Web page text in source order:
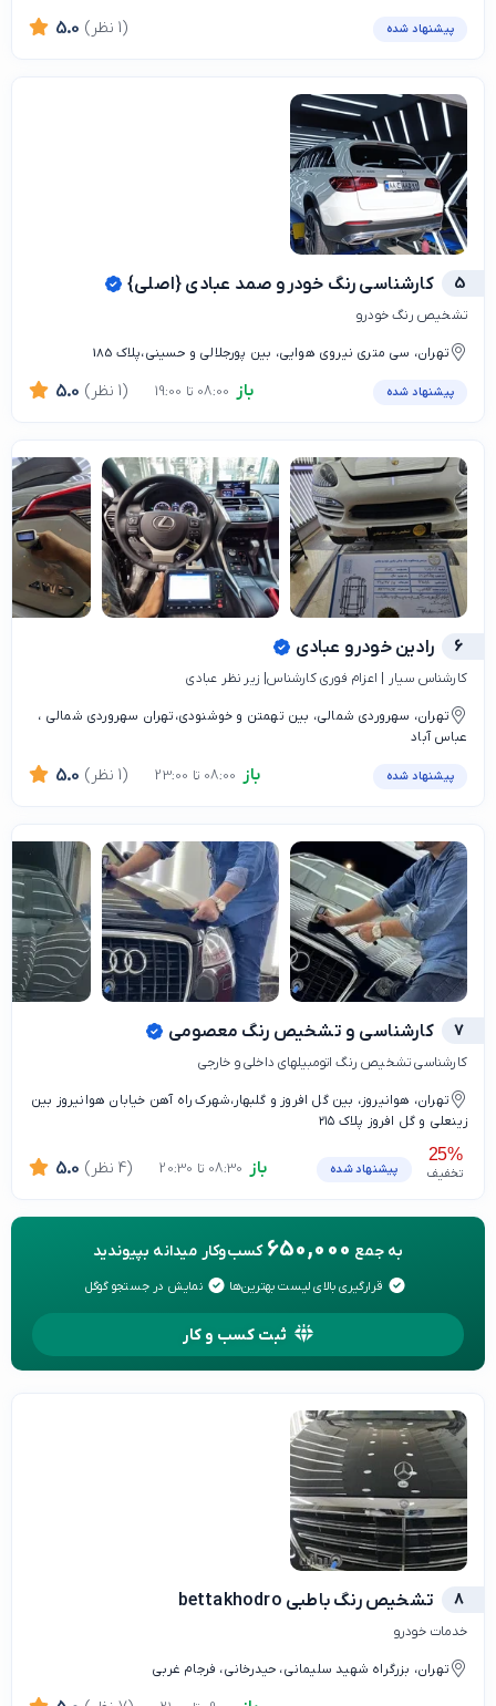
پیشنهاد شده 5.0 (1 نظر)
5 کارشناسی رنگ خودرو صمد عبادی {اصلی}
تشخیص رنگ خودرو
تهران، سی متری نیروی هوایی، بین پورجلالی و حسینی،پلاک 185
پیشنهاد شده باز 5.0 (1 نظر)
6 رادین خودرو عبادی
کارشناس سیار | اعزام فوری کارشناس| زیر نظر عبادی
تهران، سهروردی شمالی، بین تهمتن و خوشنودی،تهران سهروردی شمالی ،
عباس آباد
پیشنهاد شده باز 5.0 (1 نظر)
7 کارشناسی و تشخیص رنگ معصومی
کارشناسی تشخیص رنگ اتومبیلهای داخلی و خارجی
تهران، هوانیروز، بین گل افروز و گلبهار،شهرک راه آهن خیابان هوانیروز بین
زینعلی و گل افروز پلاک ۲۱۵
25%
تخفیف پیشنهاد شده باز 5.0 (4 نظر)
به جمع 650,000 کسب‌وکار میدانه بپیوندید
قرارگیری بالای لیست بهترین‌ها نمایش در جستجو گوگل
ثبت کسب و کار
8 تشخیص رنگ باطبی bettakhodro
خدمات خودرو
تهران، بزرگراه شهید سلیمانی، حیدرخانی، فرجام غربی